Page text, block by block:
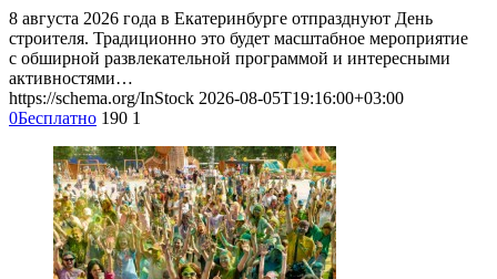
8 августа 2026 года в Екатеринбурге отпразднуют День
строителя. Традиционно это будет масштабное мероприятие
с обширной развлекательной программой и интересными
активностями…
https://schema.org/InStock 2026-08-05T19:16:00+03:00
0Бесплатно 190 1